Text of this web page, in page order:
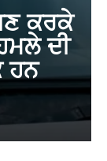
ਕਰਕੇ
ਦੀ
ਹਨ